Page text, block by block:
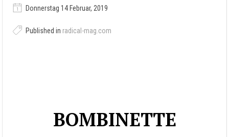
Donnerstag 14 Februar, 2019
Published in radical-mag.com
BOMBINETTE